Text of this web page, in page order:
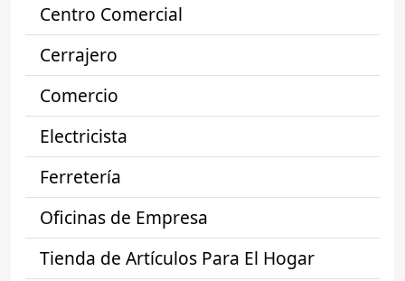
Centro Comercial
Cerrajero
Comercio
Electricista
Ferretería
Oficinas de Empresa
Tienda de Artículos Para El Hogar